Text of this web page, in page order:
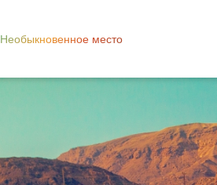
Необыкновенное место